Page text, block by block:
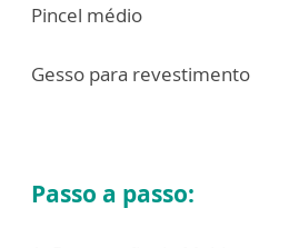
Pincel médio
Gesso para revestimento
Passo a passo: